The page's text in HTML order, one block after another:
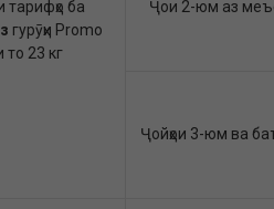
тарифҳо ба
гурӯҳи Promo
то 23 кг
Ҷои 2-юм аз
Ҷойҳои 3-юм ва